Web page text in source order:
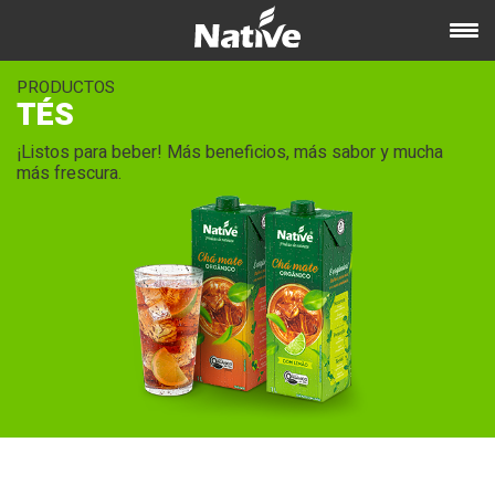
PRODUCTOS
TÉS
¡Listos para beber! Más beneficios, más sabor y mucha
más frescura.